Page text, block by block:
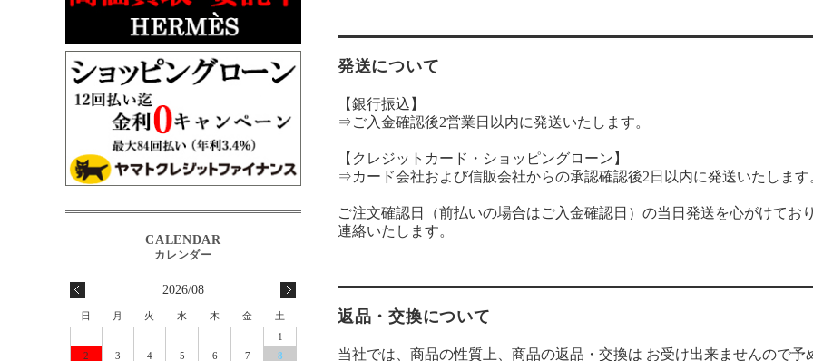
発送について
【銀行振込】
⇒ご入金確認後2営業日以内に発送いたします。
【クレジットカード・ショッピングローン】
⇒カード会社および信販会社からの承認確認後2日以内に発送いたします
ご注文確認日（前払いの場合はご入金確認日）の当日発送を心がけてお
連絡いたします。
返品・交換について
当社では、商品の性質上、商品の返品・交換は お受け出来ませんので予
2026/08
日 月 火 水 木 金
土
1
2
3 4 5 6 7 8